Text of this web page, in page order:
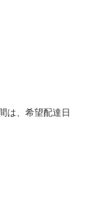
は、希望配達日